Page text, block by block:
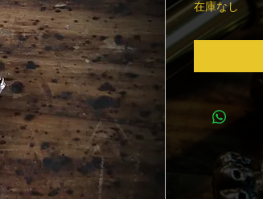
在庫なし